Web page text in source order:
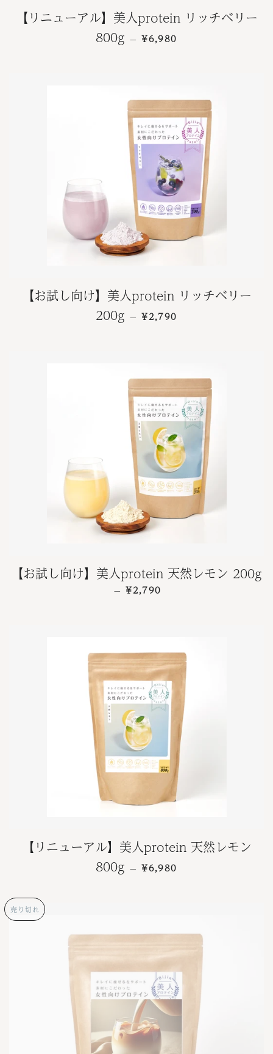
【リニューアル】美人protein リッチベリー
800g — 通常価格
¥6,980
【お試し向け】美人protein リッチベリー
200g — 通常価格
¥2,790
【お試し向け】美人protein 天然レモン 200g
— 通常価格
¥2,790
【リニューアル】美人protein 天然レモン
800g — 通常価格
¥6,980
売り切れ